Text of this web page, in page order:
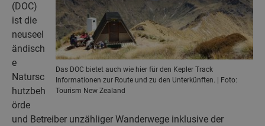
Das DOC bietet auch wie hier für den Kepler Track
Informationen zur Route und zu den Unterkünften. | Foto:
Tourism New Zealand
(DOC)
ist die
neuseel
ändisch
e
Natursc
hutzbeh
örde
und Betreiber unzähliger Wanderwege inklusive der